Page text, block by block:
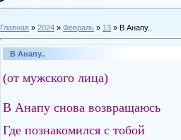
Главная » 2024 » Февраль » 13 » В Анапу..
В Анапу..
(от мужского лица)
В Анапу снова возвращаюсь
Где познакомился с тобой